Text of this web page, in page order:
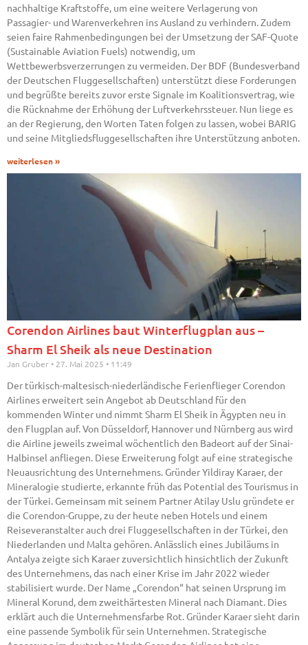
nachhaltige Kraftstoffe, um eine weitere Verlagerung von
Passagier- und Warenverkehren ins Ausland zu verhindern. Zudem
seien faire Rahmenbedingungen bei der Umsetzung der SAF-Quote
(Sustainable Aviation Fuels) notwendig, um
Wettbewerbsverzerrungen zu vermeiden. Der BDF (Bundesverband
der Deutschen Fluggesellschaften) unterstützt diese Forderungen
und begrüßte bereits zuvor erste Signale im Koalitionsvertrag, wie
die Rücknahme der Erhöhung der Luftverkehrssteuer. Nun liege es
an der Regierung, den Worten Taten folgen zu lassen, wobei BARIG
und seine Mitgliedsfluggesellschaften ihre Unterstützung anboten.
weiterlesen »
Corendon Airlines baut Winterflugplan aus –
Sharm El Sheik als neue Destination
Jan Gruber 27. Mai 2025 11:49
Der türkisch-maltesisch-niederländische Ferienflieger Corendon
Airlines erweitert sein Angebot ab Deutschland für den
kommenden Winter und nimmt Sharm El Sheik in Ägypten neu in
den Flugplan auf. Von Düsseldorf, Hannover und Nürnberg aus wird
die Airline jeweils zweimal wöchentlich den Badeort auf der Sinai-
Halbinsel anfliegen. Diese Erweiterung folgt auf eine strategische
Neuausrichtung des Unternehmens. Gründer Yildiray Karaer, der
Mineralogie studierte, erkannte früh das Potential des Tourismus in
der Türkei. Gemeinsam mit seinem Partner Atilay Uslu gründete er
die Corendon-Gruppe, zu der heute neben Hotels und einem
Reiseveranstalter auch drei Fluggesellschaften in der Türkei, den
Niederlanden und Malta gehören. Anlässlich eines Jubiläums in
Antalya zeigte sich Karaer zuversichtlich hinsichtlich der Zukunft
des Unternehmens, das nach einer Krise im Jahr 2022 wieder
stabilisiert wurde. Der Name „Corendon“ hat seinen Ursprung im
Mineral Korund, dem zweithärtesten Mineral nach Diamant. Dies
erklärt auch die Unternehmensfarbe Rot. Gründer Karaer sieht darin
eine passende Symbolik für sein Unternehmen. Strategische